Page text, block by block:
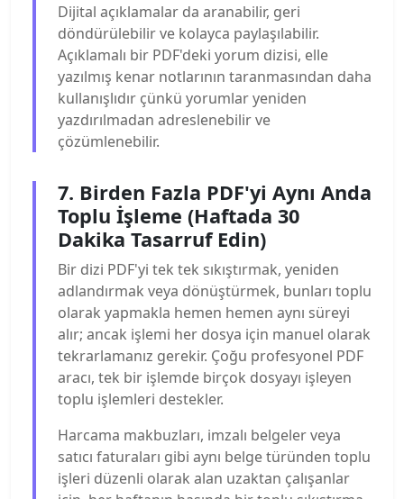
Dijital açıklamalar da aranabilir, geri
döndürülebilir ve kolayca paylaşılabilir.
Açıklamalı bir PDF'deki yorum dizisi, elle
yazılmış kenar notlarının taranmasından daha
kullanışlıdır çünkü yorumlar yeniden
yazdırılmadan adreslenebilir ve
çözümlenebilir.
7. Birden Fazla PDF'yi Aynı Anda
Toplu İşleme (Haftada 30
Dakika Tasarruf Edin)
Bir dizi PDF'yi tek tek sıkıştırmak, yeniden
adlandırmak veya dönüştürmek, bunları toplu
olarak yapmakla hemen hemen aynı süreyi
alır; ancak işlemi her dosya için manuel olarak
tekrarlamanız gerekir. Çoğu profesyonel PDF
aracı, tek bir işlemde birçok dosyayı işleyen
toplu işlemleri destekler.
Harcama makbuzları, imzalı belgeler veya
satıcı faturaları gibi aynı belge türünden toplu
işleri düzenli olarak alan uzaktan çalışanlar